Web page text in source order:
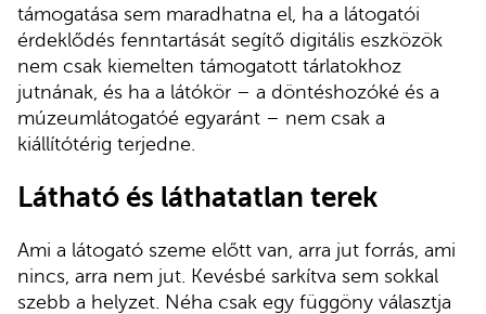
támogatása sem maradhatna el, ha a látogatói
érdeklődés fenntartását segítő digitális eszközök
nem csak kiemelten támogatott tárlatokhoz
jutnának, és ha a látókör – a döntéshozóké és a
múzeumlátogatóé egyaránt – nem csak a
kiállítótérig terjedne.
Látható és láthatatlan terek
Ami a látogató szeme előtt van, arra jut forrás, ami
nincs, arra nem jut. Kevésbé sarkítva sem sokkal
szebb a helyzet. Néha csak egy függöny választja